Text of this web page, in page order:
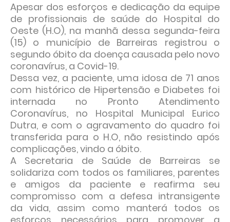
Apesar dos esforços e dedicação da equipe
de profissionais de saúde do Hospital do
Oeste (H.O), na manhã dessa segunda-feira
(15) o município de Barreiras registrou o
segundo óbito da doença causada pelo novo
coronavírus, a Covid-19.
Dessa vez, a paciente, uma idosa de 71 anos
com histórico de Hipertensão e Diabetes foi
internada no Pronto Atendimento
Coronavírus, no Hospital Municipal Eurico
Dutra, e com o agravamento do quadro foi
transferida para o H.O, não resistindo após
complicações, vindo a óbito.
A Secretaria de Saúde de Barreiras se
solidariza com todos os familiares, parentes
e amigos da paciente e reafirma seu
compromisso com a defesa intransigente
da vida, assim como manterá todos os